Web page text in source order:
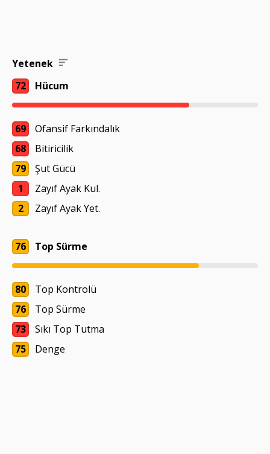
Yetenek
72
Hücum
69
Ofansif Farkındalık
68
Bitiricilik
79
Şut Gücü
1
Zayıf Ayak Kul.
2
Zayıf Ayak Yet.
76 Top Sürme
80
Top Kontrolü
76
Top Sürme
73
Sıkı Top Tutma
75
Denge